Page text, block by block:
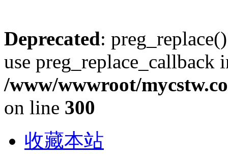
Deprecated:
use preg_replace_callback
/www/wwwroot/
on line 300
收藏本站